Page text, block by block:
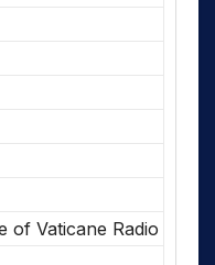
of Vaticane Radio